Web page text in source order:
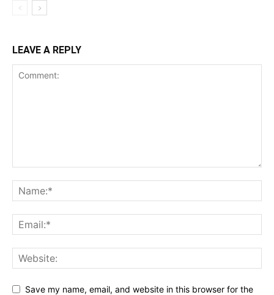
LEAVE A REPLY
Save my name, email, and website in this browser for the